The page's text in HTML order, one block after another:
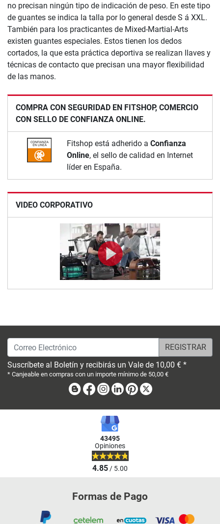
COMPRA CON SEGURIDAD EN FITSHOP, COMERCIO
CON SELLO DE CONFIANZA ONLINE.
Fitshop está adherido a Confianza
Online, el sello de calidad en Internet
líder en España.
VIDEO CORPORATIVO
no precisan ningún tipo de indicación de peso. En este tipo
de guantes se indica la talla por lo general desde S á XXL.
También para los practicantes de Mixed-Martial-Arts
existen guantes especiales. Estos tienen los dedos
cortados, la que esta práctica deportiva se realizan llaves y
técnicas de contacto que precisan una mayor flexibilidad
de las manos.
Correo Electrónico
Suscríbete al Boletín y recibirás un Vale de 10,00 € *
* Canjeable en compras con un importe mínimo de 50,00 €
BlogFacebook
Instagram
LinkedinPinterest
43495
Opiniones
4.85/ 5.00
Formas de Pago